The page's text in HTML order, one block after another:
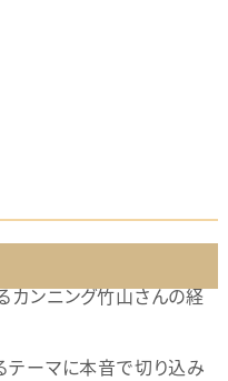
カンニング竹山さんの経
テーマに本音で切り込み